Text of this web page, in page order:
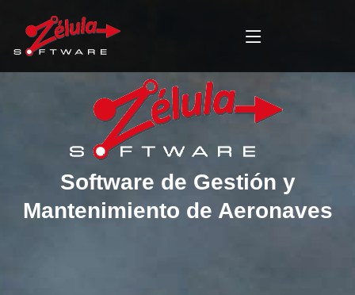
Software de Gestión y
Mantenimiento de Aeronaves